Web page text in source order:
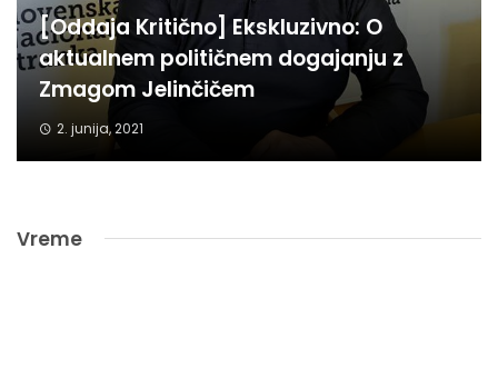
[Oddaja Kritično] Ekskluzivno: O
aktualnem političnem dogajanju z
Zmagom Jelinčičem
2. junija, 2021
Vreme